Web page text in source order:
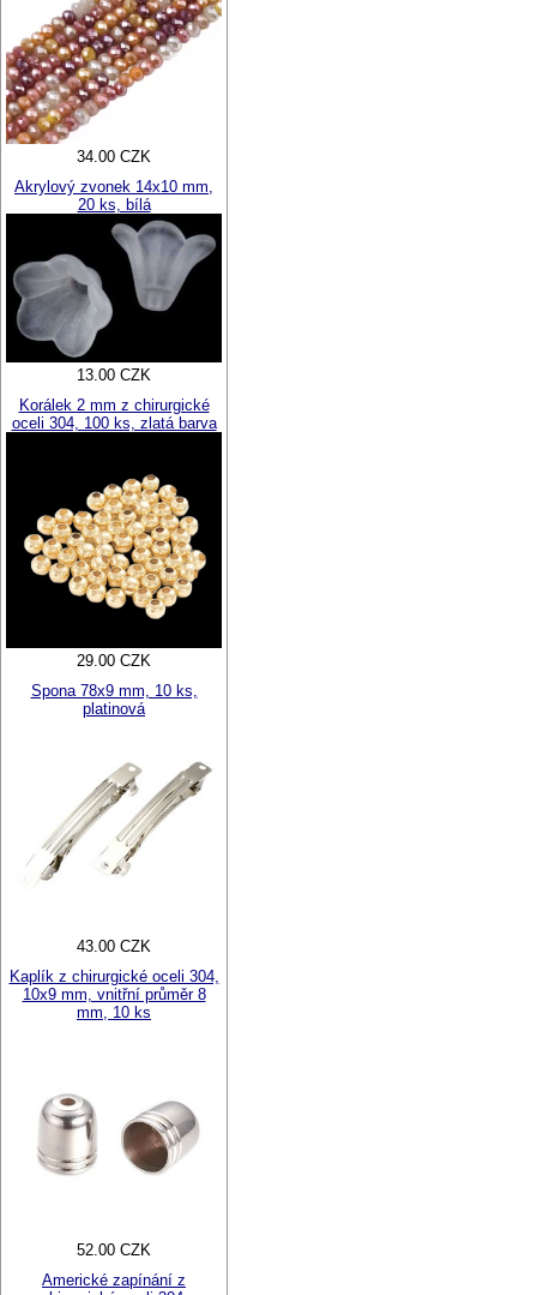
34.00 CZK
Akrylový zvonek 14x10 mm,
20 ks, bílá
13.00 CZK
Korálek 2 mm z chirurgické
oceli 304, 100 ks, zlatá barva
29.00 CZK
Spona 78x9 mm, 10 ks,
platinová
43.00 CZK
Kaplík z chirurgické oceli 304,
10x9 mm, vnitřní průměr 8
mm, 10 ks
52.00 CZK
Americké zapínání z